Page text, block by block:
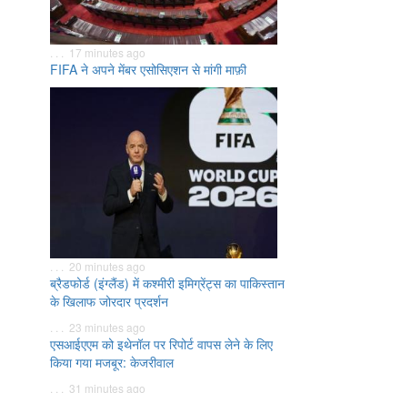
. . . 17 minutes ago
FIFA ने अपने मेंबर एसोसिएशन से मांगी माफ़ी
. . . 20 minutes ago
ब्रैडफोर्ड (इंग्लैंड) में कश्मीरी इमिग्रेंट्स का पाकिस्तान
के खिलाफ जोरदार प्रदर्शन
. . . 23 minutes ago
एसआईएएम को इथेनॉल पर रिपोर्ट वापस लेने के लिए
किया गया मजबूर: केजरीवाल
. . . 31 minutes ago